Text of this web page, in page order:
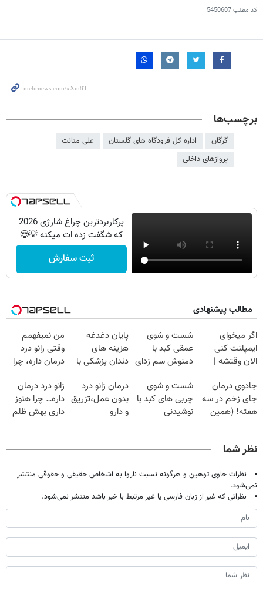
کد مطلب5450607
برچسب‌ها
گرگان اداره کل فرودگاه های گلستان
علی متانت
پروازهای داخلی
پرکاربردترین چراغ شارژی 2026
که شگفت زده ات میکنه 💡😍
ثبت سفارش
مطالب پیشنهادی
اگر میخوای
ایمپلنت کنی
الان وقتشه |
میلیون تومان!!!
شست و شوی
عمقی کبد با
دمنوش سم زدای
پایان دغدغه
هزینه های
دندان پزشکی با
خانگی
من نمیفهمم
وقتی زانو درد
درمان داره، چرا
تحمل میکنی؟❗
جادوی درمان
جای زخم در سه
هفته! (همین
شست و شوی
چربی های کبد با
نوشیدنی
درمان زانو درد
بدون عمل،تزریق
و دارو
زانو درد درمان
داره… چرا هنوز
داری بهش ظلم
نظر شما
نظرات حاوی توهین و هرگونه نسبت ناروا به اشخاص حقیقی و حقوقی منتشر
نمی‌شود.
نظراتی که غیر از زبان فارسی یا غیر مرتبط با خبر باشد منتشر نمی‌شود.